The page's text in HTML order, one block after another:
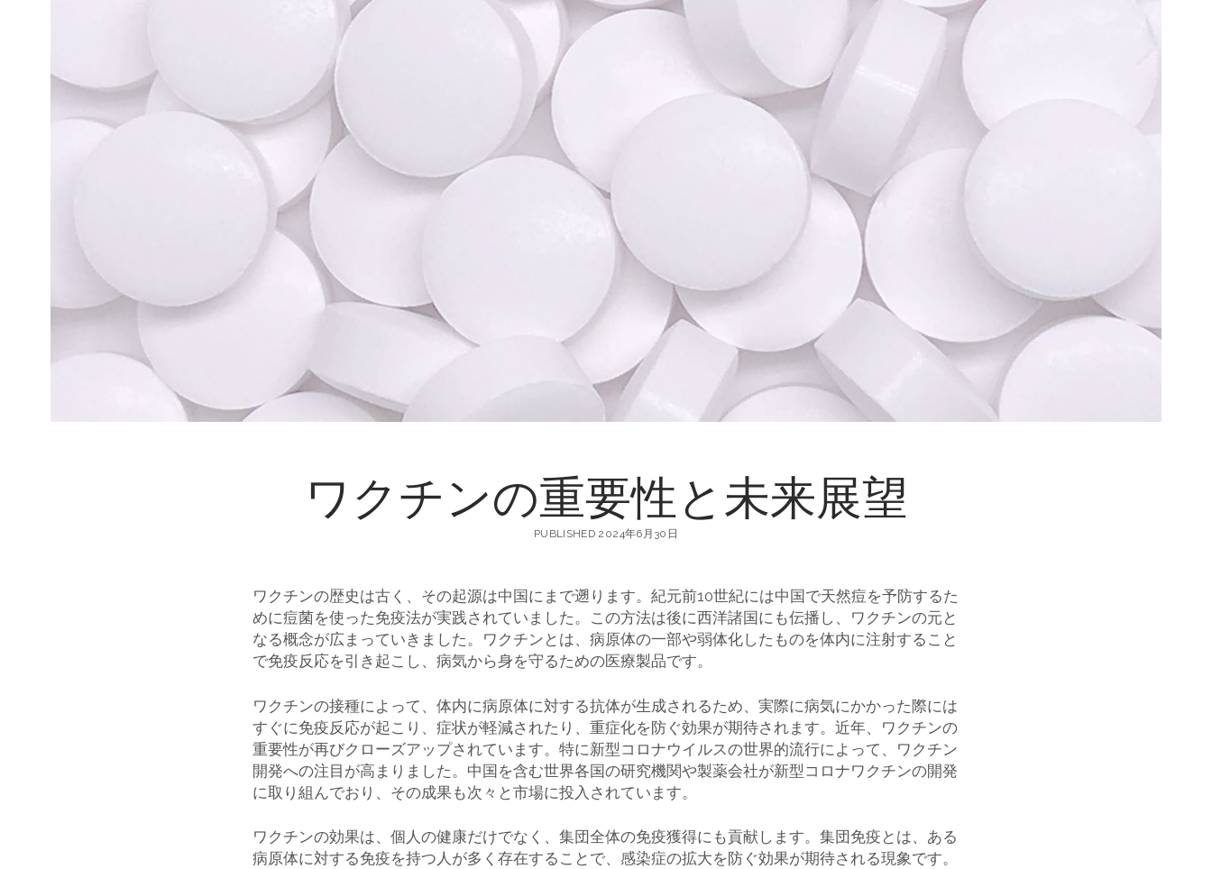
ワクチンの重要性と未来展望
PUBLISHED 2024年6月30日
ワクチンの歴史は古く、その起源は中国にまで遡ります。 紀元前10世紀には中国で天然痘を予防するた
めに痘菌を使った免疫法が実践されていました。この方法は後に西洋諸国にも伝播し、ワクチンの元と
なる概念が広まっていきました。ワクチンとは、病原体の一部や弱体化したものを体内に注射すること
で免疫反応を引き起こし、病気から身を守るための医療製品です。
ワクチンの接種によって、体内に病原体に対する抗体が生成されるため、実際に病気にかかった際には
すぐに免疫反応が起こり、症状が軽減されたり、重症化を防ぐ効果が期待されます。近年、ワクチンの
重要性が再びクローズアップされています。特に新型コロナウイルスの世界的流行によって、ワクチン
開発への注目が高まりました。中国を含む世界各国の研究機関や製薬会社が新型コロナワクチンの開発
に取り組んでおり、その成果も次々と市場に投入されています。
ワクチンの効果は、個人の健康だけでなく、集団全体の免疫獲得にも貢献します。集団免疫とは、ある
病原体に対する免疫を持つ人が多く存在することで、感染症の拡大を防ぐ効果が期待される現象です。